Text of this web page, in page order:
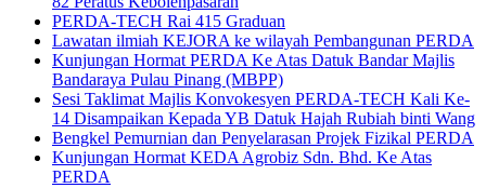
PERDA-TECH Rai 415 Graduan
Lawatan ilmiah KEJORA ke wilayah Pembangunan PERDA
Kunjungan Hormat PERDA Ke Atas Datuk Bandar Majlis
Bandaraya Pulau Pinang (MBPP)
Sesi Taklimat Majlis Konvokesyen PERDA-TECH Kali Ke-
14 Disampaikan Kepada YB Datuk Hajah Rubiah binti Wang
Bengkel Pemurnian dan Penyelarasan Projek Fizikal PERDA
Kunjungan Hormat KEDA Agrobiz Sdn. Bhd. Ke Atas
PERDA